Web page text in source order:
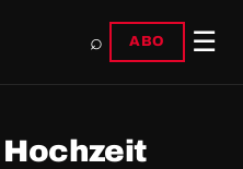
⌕ ABO ☰
Hochzeit